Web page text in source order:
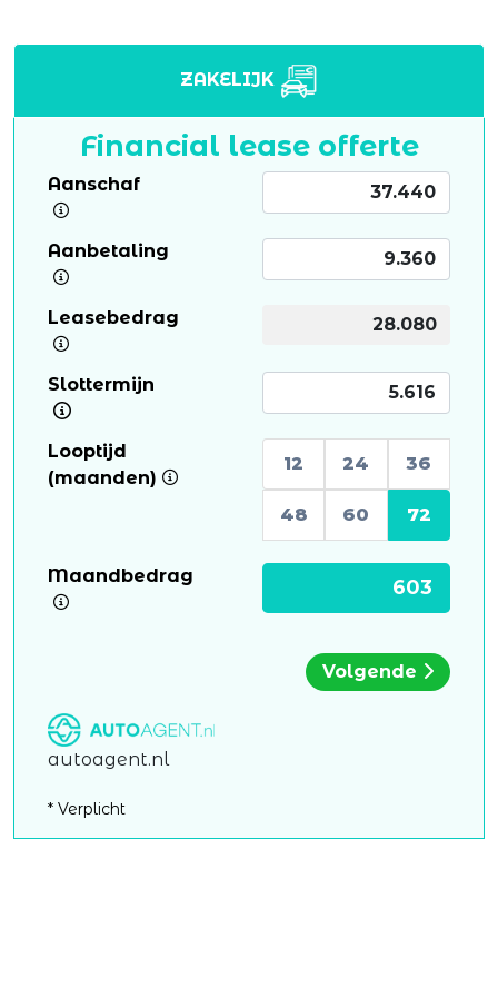
ZAKELIJK
Financial lease offerte
Aanschaf
Aanbetaling
Leasebedrag
Slottermijn
Looptijd
(maanden)
12 24 36
48 60 72
Maandbedrag
autoagent.nl
Volgende
* Verplicht